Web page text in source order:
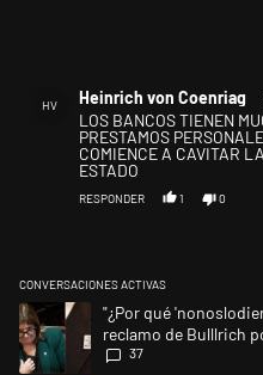
HV Heinrich von Coenriag
LOS BANCOS TIENEN
PRESTAMOS
COMIENCE A CAVITAR
ESTADO
RESPONDER 1 0
CONVERSACIONES ACTIVAS
Este listado muestra los
Un artículo de tendencia con el
"¿Por qué
reclamo de Bulllrich
37